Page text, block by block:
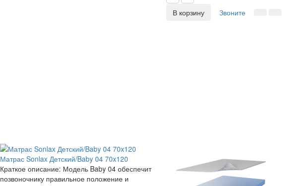
В корзину Звоните
Матрас Sonlax Детский/Baby 04 70x120
Краткое описание: Модель Baby 04 обеспечит
позвоночнику правильное положение и